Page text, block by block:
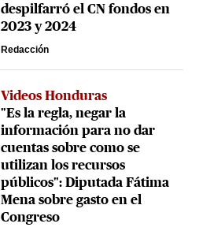
despilfarró el CN fondos en
2023 y 2024
Redacción
Videos Honduras
"Es la regla, negar la
información para no dar
cuentas sobre como se
utilizan los recursos
públicos": Diputada Fátima
Mena sobre gasto en el
Congreso